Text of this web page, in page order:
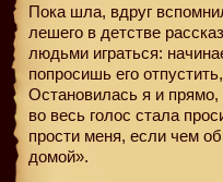
Пока шла, вдруг
лешего в детстве
людьми играться:
попросишь его
Остановилась я и
во весь голос стала
прости меня, если чем
домой».